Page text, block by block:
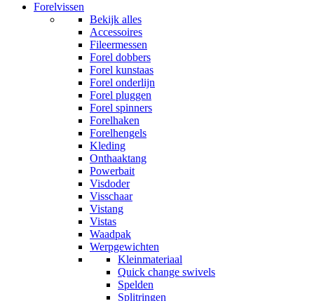
Forelvissen
Bekijk alles
Accessoires
Fileermessen
Forel dobbers
Forel kunstaas
Forel onderlijn
Forel pluggen
Forel spinners
Forelhaken
Forelhengels
Kleding
Onthaaktang
Powerbait
Visdoder
Visschaar
Vistang
Vistas
Waadpak
Werpgewichten
Kleinmateriaal
Quick change swivels
Spelden
Splitringen